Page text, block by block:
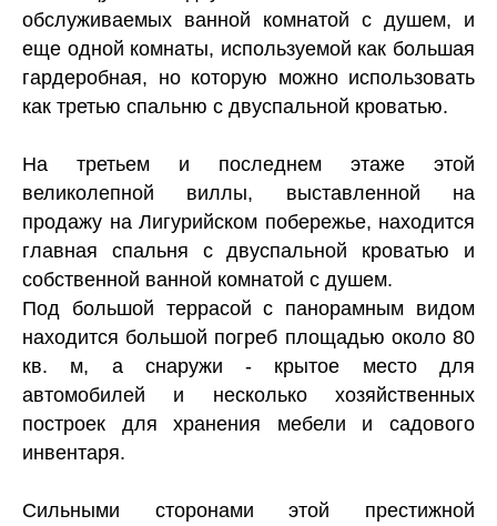
обслуживаемых ванной комнатой с душем, и
еще одной комнаты, используемой как большая
гардеробная, но которую можно использовать
как третью спальню с двуспальной кроватью.
На третьем и последнем этаже этой
великолепной виллы, выставленной на
продажу на Лигурийском побережье, находится
главная спальня с двуспальной кроватью и
собственной ванной комнатой с душем.
Под большой террасой с панорамным видом
находится большой погреб площадью около 80
кв. м, а снаружи - крытое место для
автомобилей и несколько хозяйственных
построек для хранения мебели и садового
инвентаря.
Сильными сторонами этой престижной